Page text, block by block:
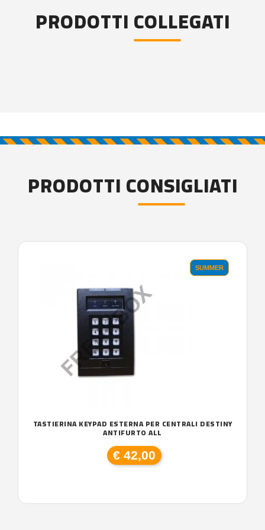
PRODOTTI COLLEGATI
PRODOTTI CONSIGLIATI
SUMMER
TASTIERINA KEYPAD ESTERNA PER CENTRALI DESTINY
ANTIFURTO ALL
€ 42,00